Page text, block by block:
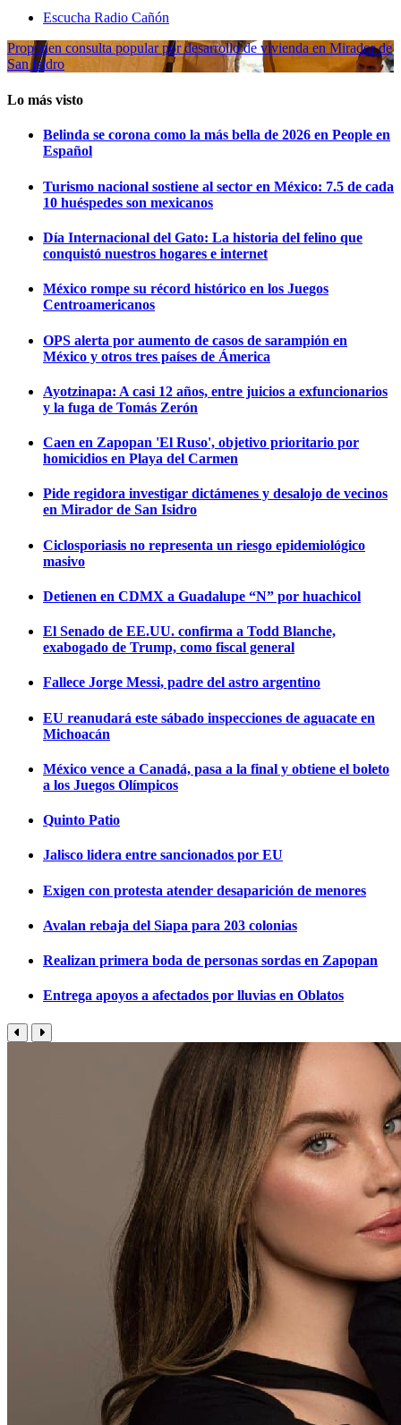
Escucha Radio Cañón
Proponen consulta popular por desarrollo de vivienda en Mirador de
San Isidro
Lo más visto
Belinda se corona como la más bella de 2026 en People en
Español
Turismo nacional sostiene al sector en México: 7.5 de cada
10 huéspedes son mexicanos
Día Internacional del Gato: La historia del felino que
conquistó nuestros hogares e internet
México rompe su récord histórico en los Juegos
Centroamericanos
OPS alerta por aumento de casos de sarampión en
México y otros tres países de Ámerica
Ayotzinapa: A casi 12 años, entre juicios a exfuncionarios
y la fuga de Tomás Zerón
Caen en Zapopan 'El Ruso', objetivo prioritario por
homicidios en Playa del Carmen
Pide regidora investigar dictámenes y desalojo de vecinos
en Mirador de San Isidro
Ciclosporiasis no representa un riesgo epidemiológico
masivo
Detienen en CDMX a Guadalupe “N” por huachicol
El Senado de EE.UU. confirma a Todd Blanche,
exabogado de Trump, como fiscal general
Fallece Jorge Messi, padre del astro argentino
EU reanudará este sábado inspecciones de aguacate en
Michoacán
México vence a Canadá, pasa a la final y obtiene el boleto
a los Juegos Olímpicos
Quinto Patio
Jalisco lidera entre sancionados por EU
Exigen con protesta atender desaparición de menores
Avalan rebaja del Siapa para 203 colonias
Realizan primera boda de personas sordas en Zapopan
Entrega apoyos a afectados por lluvias en Oblatos